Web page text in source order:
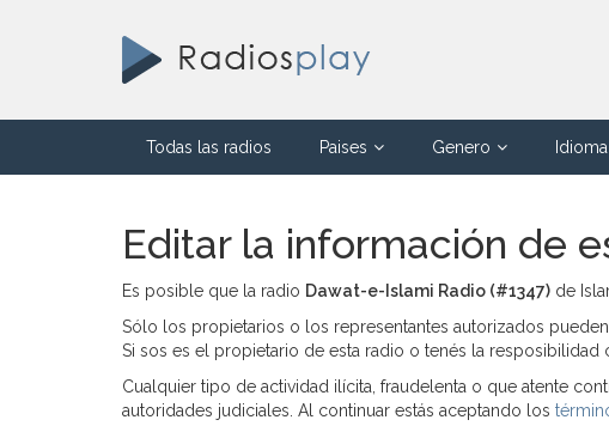
Todas las radios Paises Genero Idioma
Editar la información de
Es posible que la radio Dawat-e-Islami Radio (#1347) de
Sólo los propietarios o los representantes autorizados
Si sos es el propietario de esta radio o tenés la
Cualquier tipo de actividad ilícita, fraudelenta o que atente
autoridades judiciales. Al continuar estás aceptando los